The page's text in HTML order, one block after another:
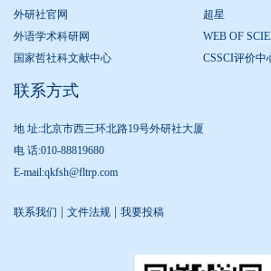
外研社官网
超星
外语学术科研网
WEB OF
国家哲社科文献中心
CSSCI评价中
联系方式
地 址:北京市西三环北路19号外研社大厦
电 话:010-88819680
E-mail:qkfsh@fltrp.com
联系我们 文件法规 我要投稿